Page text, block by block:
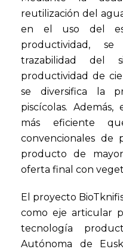
reutilización del
en el uso del
productividad,
trazabilidad del
productividad de
se diversifica la
piscícolas.
más eficiente
convencionales de
producto de
oferta final con
El proyecto
como eje articular
tecnología
Autónoma de